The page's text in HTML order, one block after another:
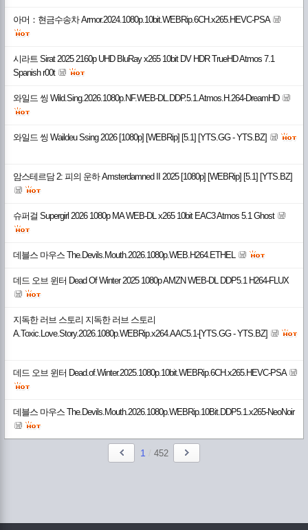
아머：현금수송차 Armor.2024.1080p.10bit.WEBRip.6CH.x265.HEVC-PSA
시라트 Sirat 2025 2160p UHD BluRay x265 10bit DV HDR TrueHD Atmos 7.1
Spanish r00t
와일드 씽 Wild.Sing.2026.1080p.NF.WEB-DL.DDP.5.1.Atmos.H.264-DreamHD
와일드 씽 Waildeu Ssing 2026 [1080p] [WEBRip] [5.1] [YTS.GG - YTS.BZ]
암스테르담 2: 피의 운하 Amsterdamned II 2025 [1080p] [WEBRip] [5.1] [YTS.BZ]
슈퍼걸 Supergirl 2026 1080p MA WEB-DL x265 10bit EAC3 Atmos 5.1 Ghost
데블스 마우스 The.Devils.Mouth.2026.1080p.WEB.H264.ETHEL
데드 오브 윈터 Dead Of Winter 2025 1080p AMZN WEB-DL DDP5.1 H264-FLUX
지독한 러브 스토리 지독한 러브 스토리
A.Toxic.Love.Story.2026.1080p.WEBRip.x264.AAC5.1-[YTS.GG - YTS.BZ]
데드 오브 윈터 Dead.of.Winter.2025.1080p.10bit.WEBRip.6CH.x265.HEVC-PSA
데블스 마우스 The.Devils.Mouth.2026.1080p.WEBRip.10Bit.DDP5.1.x265-NeoNoir
1 452